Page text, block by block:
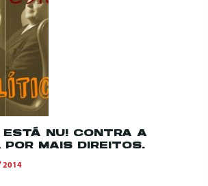
ESTÁ NU! CONTRA A
POR MAIS DIREITOS.
2014